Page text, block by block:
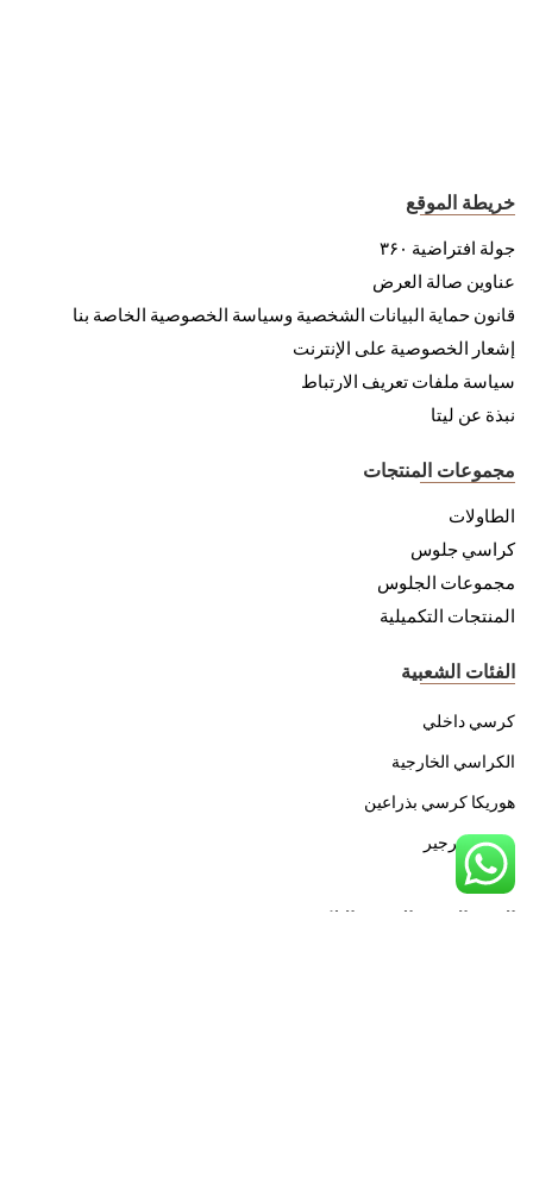
خريطة الموقع
جولة افتراضية ۳۶۰
عناوين صالة العرض
قانون حماية البيانات الشخصية وسياسة الخصوصية الخاصة بنا
إشعار الخصوصية على الإنترنت
سياسة ملفات تعريف الارتباط
نبذة عن ليتا
مجموعات المنتجات
الطاولات
كراسي جلوس
مجموعات الجلوس
المنتجات التكميلية
الفئات الشعبية
كرسي داخلي
الكراسي الخارجية
هوريكا كرسي بذراعين
هوريكا بيرجير
الاشتراك في النشرة الإلكترونية